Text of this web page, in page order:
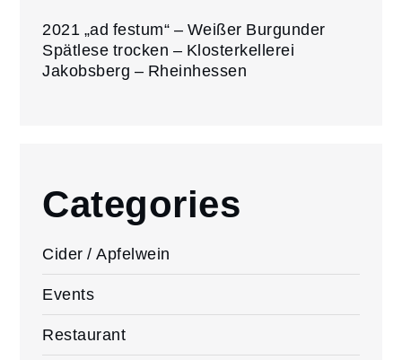
2021 „ad festum“ – Weißer Burgunder
Spätlese trocken – Klosterkellerei
Jakobsberg – Rheinhessen
Categories
Cider / Apfelwein
Events
Restaurant